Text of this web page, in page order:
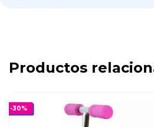
Productos
-30%